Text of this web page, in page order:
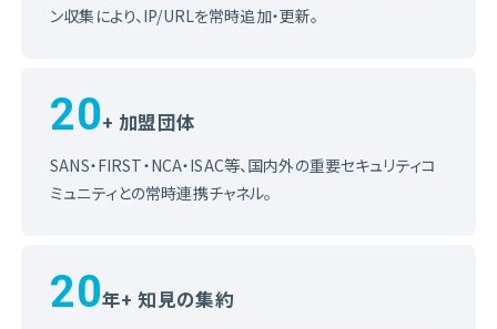
ン収集により、IP/URLを常時追加・更新。
20+ 加盟団体
SANS・FIRST・NCA・ISAC等、国内外の重要セキュリティコ
ミュニティとの常時連携チャネル。
20年+ 知見の集約